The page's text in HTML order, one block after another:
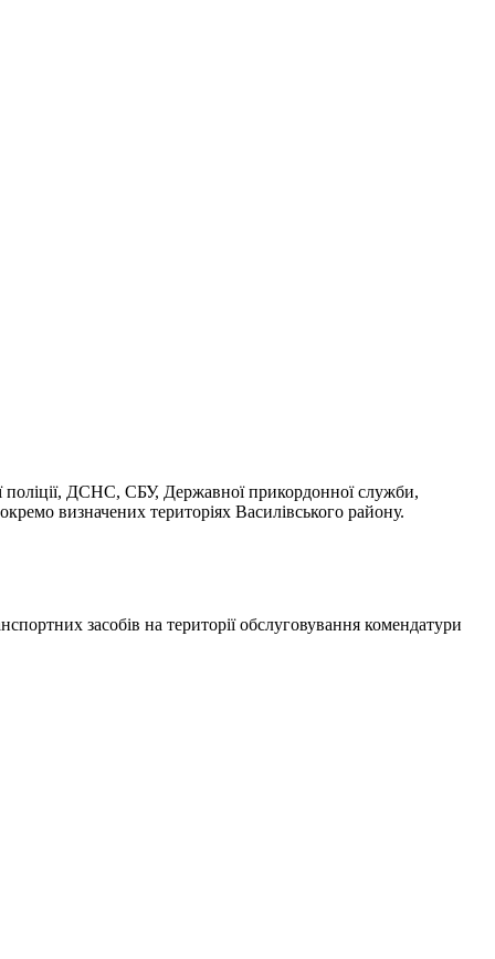
поліції, ДСНС, СБУ, Державної прикордонної служби,
визначених територіях Василівського району.
засобів на території обслуговування комендатури